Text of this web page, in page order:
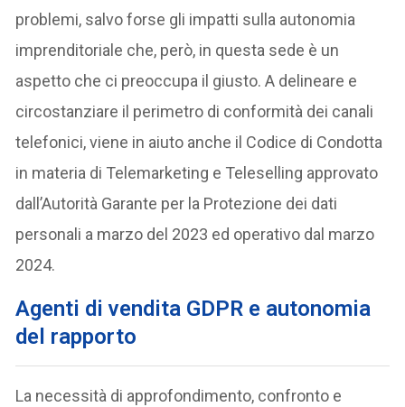
problemi, salvo forse gli impatti sulla autonomia
imprenditoriale che, però, in questa sede è un
aspetto che ci preoccupa il giusto. A delineare e
circostanziare il perimetro di conformità dei canali
telefonici, viene in aiuto anche il Codice di Condotta
in materia di Telemarketing e Teleselling approvato
dall’Autorità Garante per la Protezione dei dati
personali a marzo del 2023 ed operativo dal marzo
2024.
Agenti di vendita GDPR e autonomia
del rapporto
La necessità di approfondimento, confronto e